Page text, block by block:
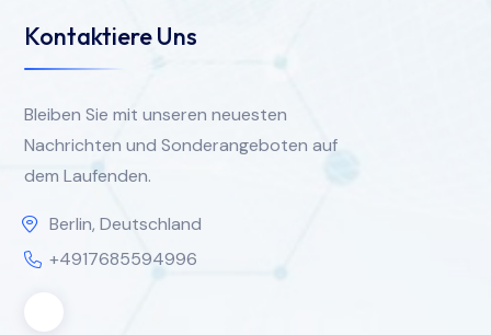
Kontaktiere Uns
Bleiben Sie mit unseren neuesten
Nachrichten und Sonderangeboten auf
dem Laufenden.
Berlin, Deutschland
+4917685594996